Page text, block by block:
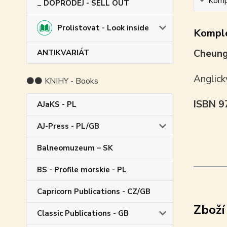
_ DOPRODEJ - SELL OUT
Prolistovat - Look inside
ANTIKVARIÁT
⚫⚫ KNIHY - Books
AJaKS - PL
AJ-Press - PL/GB
Balneomuzeum – SK
BS - Profile morskie - PL
Capricorn Publications - CZ/GB
Classic Publications - GB
ISBN